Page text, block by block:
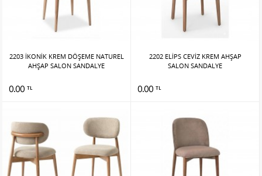
2203 İKONİK KREM DÖŞEME NATUREL
AHŞAP SALON SANDALYE
0.00 TL
2202 ELİPS CEVİZ KREM AHŞAP
SALON SANDALYE
0.00 TL